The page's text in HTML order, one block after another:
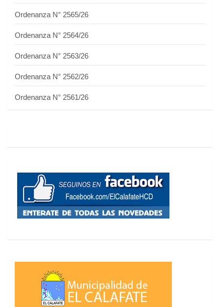
Ordenanza N° 2565/26
Ordenanza N° 2564/26
Ordenanza N° 2563/26
Ordenanza N° 2562/26
Ordenanza N° 2561/26